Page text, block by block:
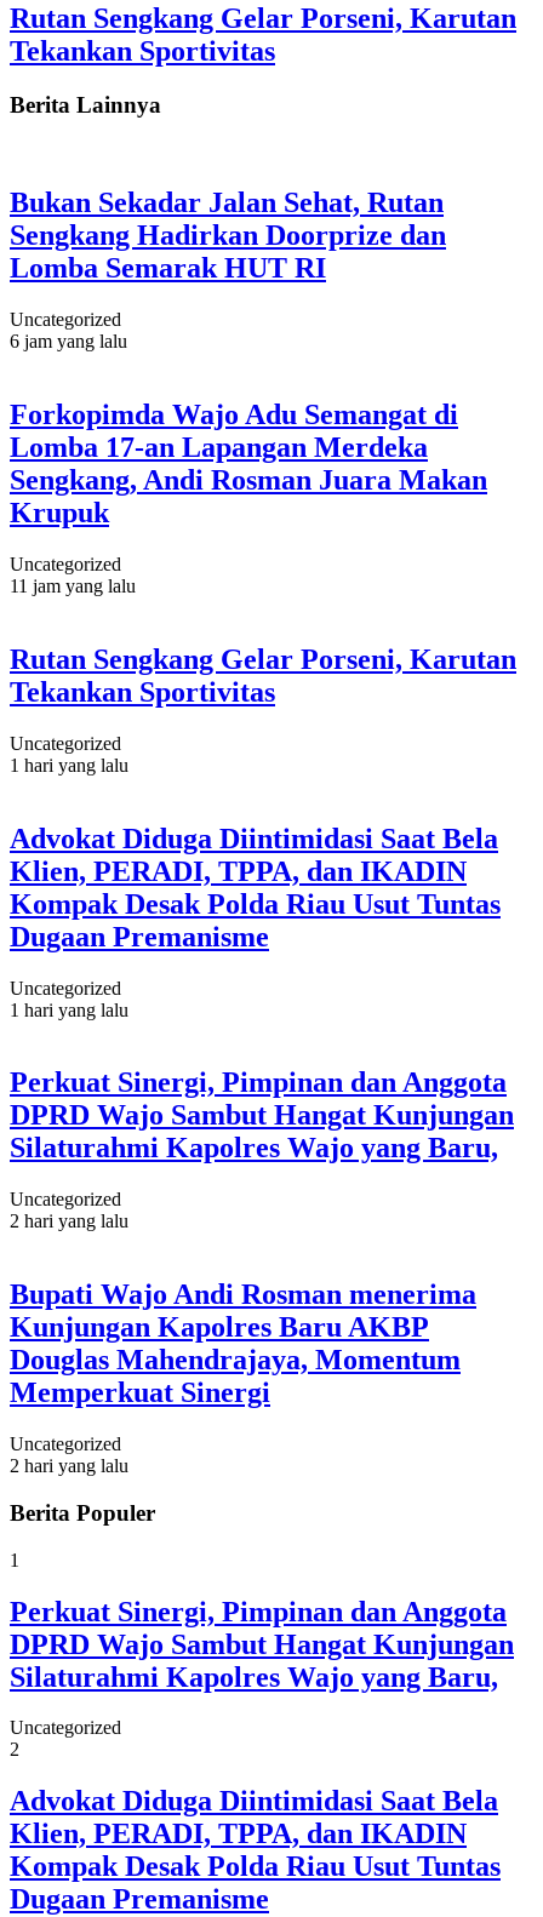
Rutan Sengkang Gelar Porseni, Karutan
Tekankan Sportivitas
Berita Lainnya
Bukan Sekadar Jalan Sehat, Rutan
Sengkang Hadirkan Doorprize dan
Lomba Semarak HUT RI
Uncategorized
6 jam yang lalu
Forkopimda Wajo Adu Semangat di
Lomba 17-an Lapangan Merdeka
Sengkang, Andi Rosman Juara Makan
Krupuk
Uncategorized
11 jam yang lalu
Rutan Sengkang Gelar Porseni, Karutan
Tekankan Sportivitas
Uncategorized
1 hari yang lalu
Advokat Diduga Diintimidasi Saat Bela
Klien, PERADI, TPPA, dan IKADIN
Kompak Desak Polda Riau Usut Tuntas
Dugaan Premanisme
Uncategorized
1 hari yang lalu
Perkuat Sinergi, Pimpinan dan Anggota
DPRD Wajo Sambut Hangat Kunjungan
Silaturahmi Kapolres Wajo yang Baru,
Uncategorized
2 hari yang lalu
Bupati Wajo Andi Rosman menerima
Kunjungan Kapolres Baru AKBP
Douglas Mahendrajaya, Momentum
Memperkuat Sinergi
Uncategorized
2 hari yang lalu
Berita Populer
1
Perkuat Sinergi, Pimpinan dan Anggota
DPRD Wajo Sambut Hangat Kunjungan
Silaturahmi Kapolres Wajo yang Baru,
Uncategorized
2
Advokat Diduga Diintimidasi Saat Bela
Klien, PERADI, TPPA, dan IKADIN
Kompak Desak Polda Riau Usut Tuntas
Dugaan Premanisme